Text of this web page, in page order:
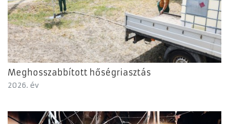
Meghosszabbított hőségriasztás
2026. év